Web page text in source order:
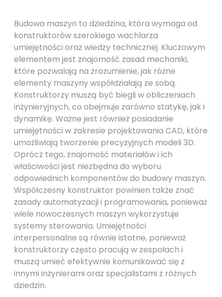
Budowa maszyn to dziedzina, która wymaga od
konstruktorów szerokiego wachlarza
umiejętności oraz wiedzy technicznej. Kluczowym
elementem jest znajomość zasad mechaniki,
które pozwalają na zrozumienie, jak różne
elementy maszyny współdziałają ze sobą.
Konstruktorzy muszą być biegli w obliczeniach
inżynieryjnych, co obejmuje zarówno statykę, jak i
dynamikę. Ważne jest również posiadanie
umiejętności w zakresie projektowania CAD, które
umożliwiają tworzenie precyzyjnych modeli 3D.
Oprócz tego, znajomość materiałów i ich
właściwości jest niezbędna do wyboru
odpowiednich komponentów do budowy maszyn.
Współczesny konstruktor powinien także znać
zasady automatyzacji i programowania, ponieważ
wiele nowoczesnych maszyn wykorzystuje
systemy sterowania. Umiejętności
interpersonalne są równie istotne, ponieważ
konstruktorzy często pracują w zespołach i
muszą umieć efektywnie komunikować się z
innymi inżynierami oraz specjalistami z różnych
dziedzin.